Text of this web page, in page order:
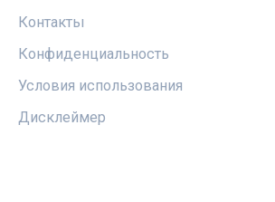
Контакты
Конфиденциальность
Условия использования
Дисклеймер